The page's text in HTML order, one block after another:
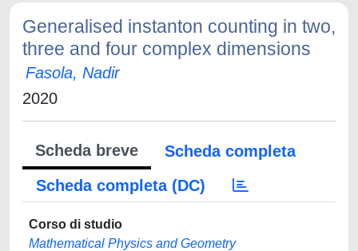
Generalised instanton counting in two,
three and four complex dimensions
Fasola, Nadir
2020
Scheda breve
Scheda completa
Scheda completa (DC)
Corso di studio
Mathematical Physics and Geometry